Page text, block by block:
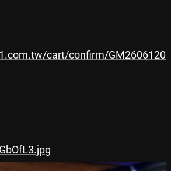
cart/confirm/GM2606120